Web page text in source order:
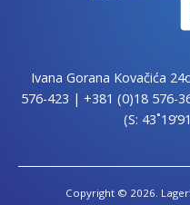
Ivana Gorana Kovačića
576-423 | +381 (0)18 576-
(S:
Copyright © 2026.